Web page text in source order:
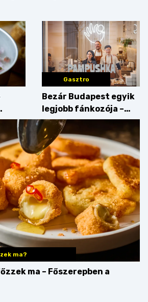
Gasztro
Bezár Budapest egyik
legjobb fánkozója –
búcsúzik a Pampushka
ma?
ma – Főszerepben a